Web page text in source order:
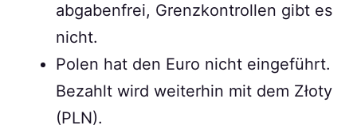
abgabenfrei, Grenzkontrollen gibt es
nicht.
Polen hat den Euro nicht eingeführt.
Bezahlt wird weiterhin mit dem Złoty
(PLN).